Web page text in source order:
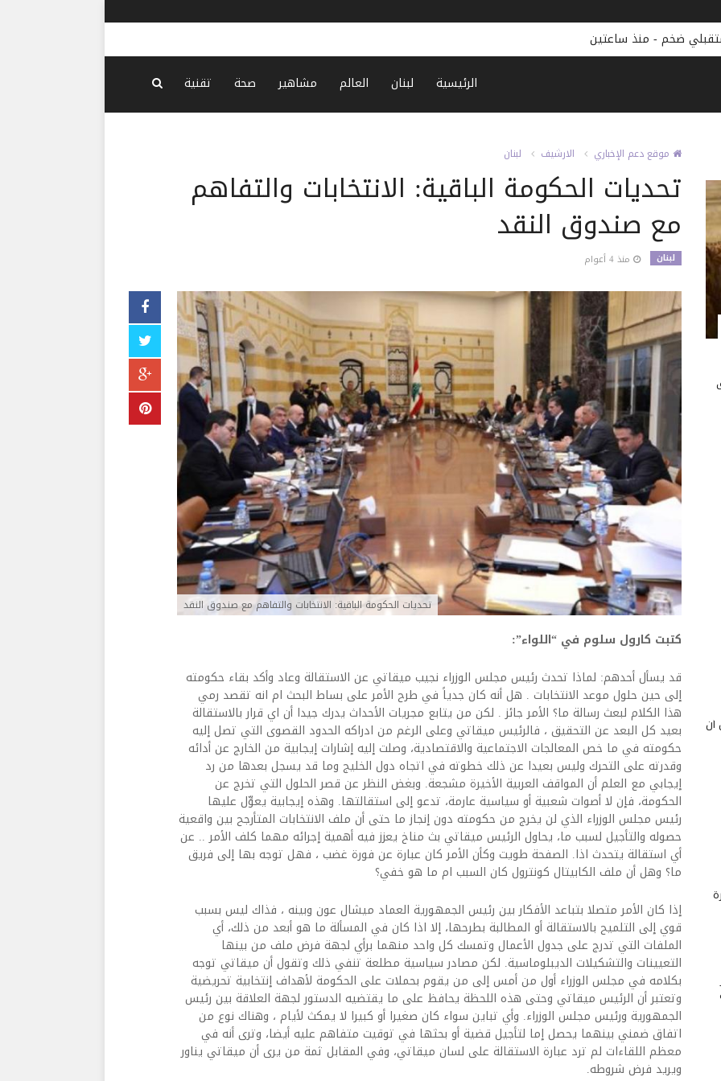
سلام: أي تمديد لسوليدير يجب أن يرتبط بهذه الشروط!
الرئيسية لبنان العالم مشاهير صحة تقنية
موقع دعم الإخباري الارشيف لبنان
تحديات الحكومة الباقية: الانتخابات والتفاهم
مع صندوق النقد
لبنان منذ 4 أعوام
تحديات الحكومة الباقية: الانتخابات والتفاهم مع صندوق النقد
كتبت كارول سلوم في “اللواء”:
قد يسأل أحدهم: لماذا تحدث رئيس مجلس الوزراء نجيب ميقاتي عن الاستقالة وعاد وأكد بقاء حكومته
إلى حين حلول موعد الانتخابات . هل أنه كان جدياً في طرح الأمر على بساط البحث ام انه تقصد رمي
هذا الكلام لبعث رسالة ما؟ الأمر جائز . لكن من يتابع مجريات الأحداث يدرك جيدا أن اي قرار بالاستقالة
بعيد كل البعد عن التحقيق ، فالرئيس ميقاتي وعلى الرغم من ادراكه الحدود القصوى التي تصل إليه
حكومته في ما خص المعالجات الاجتماعية والاقتصادية، وصلت إليه إشارات إيجابية من الخارج عن أدائه
وقدرته على التحرك وليس بعيدا عن ذلك خطوته في اتجاه دول الخليج وما قد يسجل بعدها من رد
إيجابي مع العلم أن المواقف العربية الأخيرة مشجعة. وبغض النظر عن قصر الحلول التي تخرج عن
الحكومة، فإن لا أصوات شعبية أو سياسية عارمة، تدعو إلى استقالتها. وهذه إيجابية يعوِّل عليها
رئيس مجلس الوزراء الذي لن يخرج من حكومته دون إنجاز ما حتى أن ملف الانتخابات المتأرجح بين واقعية
حصوله والتأجيل لسبب ما، يحاول الرئيس ميقاتي بث مناخ يعزز فيه أهمية إجرائه مهما كلف الأمر .. عن
أي استقالة يتحدث اذا. الصفحة طويت وكأن الأمر كان عبارة عن فورة غضب ، فهل توجه بها إلى فريق
ما؟ وهل أن ملف الكابيتال كونترول كان السبب ام ما هو خفي؟
إذا كان الأمر متصلا بتباعد الأفكار بين رئيس الجمهورية العماد ميشال عون وبينه ، فذاك ليس بسبب
قوي إلى التلميح بالاستقالة أو المطالبة بطرحها، إلا اذا كان في المسألة ما هو أبعد من ذلك، أي
الملفات التي تدرج على جدول الأعمال وتمسك كل واحد منهما برأي لجهة فرض ملف من بينها
التعيينات والتشكيلات الديبلوماسية. لكن مصادر سياسية مطلعة تنفي ذلك وتقول أن ميقاتي توجه
بكلامه في مجلس الوزراء أول من أمس إلى من يقوم بحملات على الحكومة لأهداف إنتخابية تحريضية
وتعتبر أن الرئيس ميقاتي وحتى هذه اللحظة يحافظ على ما يقتضيه الدستور لجهة العلاقة بين رئيس
الجمهورية ورئيس مجلس الوزراء. وأي تباين سواء كان صغيرا أو كبيرا لا يمكث لأيام ، وهناك نوع من
اتفاق ضمني بينهما يحصل إما لتأجيل قضية أو بحثها في توقيت متفاهم عليه أيضا، وترى أنه في
معظم اللقاءات لم ترد عبارة الاستقالة على لسان ميقاتي، وفي المقابل ثمة من يرى أن ميقاتي يناور
ويريد فرض شروطه.
أن